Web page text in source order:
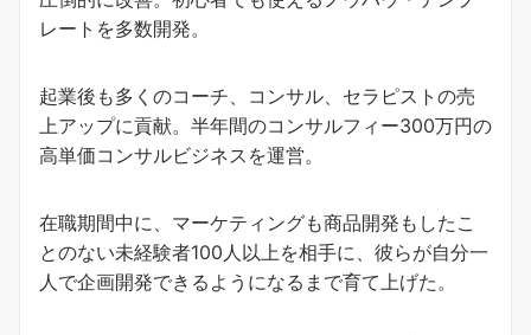
レートを多数開発。
起業後も多くのコーチ、コンサル、セラピストの売
上アップに貢献。半年間のコンサルフィー300万円の
高単価コンサルビジネスを運営。
在職期間中に、マーケティングも商品開発もしたこ
とのない未経験者100人以上を相手に、彼らが自分一
人で企画開発できるようになるまで育て上げた。